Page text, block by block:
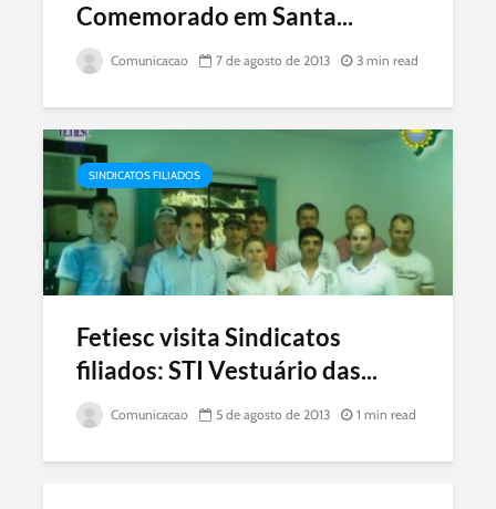
Comemorado em Santa...
Comunicacao 7 de agosto de 2013 3 min read
SINDICATOS FILIADOS
Fetiesc visita Sindicatos
filiados: STI Vestuário das...
Comunicacao 5 de agosto de 2013 1 min read